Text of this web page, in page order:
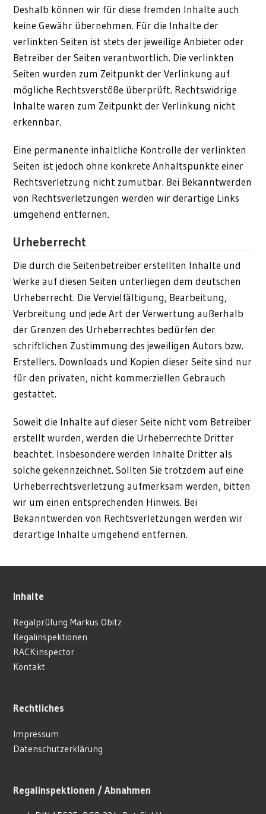
Deshalb können wir für diese fremden Inhalte auch
keine Gewähr übernehmen. Für die Inhalte der
verlinkten Seiten ist stets der jeweilige Anbieter oder
Betreiber der Seiten verantwortlich. Die verlinkten
Seiten wurden zum Zeitpunkt der Verlinkung auf
mögliche Rechtsverstöße überprüft. Rechtswidrige
Inhalte waren zum Zeitpunkt der Verlinkung nicht
erkennbar.
Eine permanente inhaltliche Kontrolle der verlinkten
Seiten ist jedoch ohne konkrete Anhaltspunkte einer
Rechtsverletzung nicht zumutbar. Bei Bekanntwerden
von Rechtsverletzungen werden wir derartige Links
umgehend entfernen.
Urheberrecht
Die durch die Seitenbetreiber erstellten Inhalte und
Werke auf diesen Seiten unterliegen dem deutschen
Urheberrecht. Die Vervielfältigung, Bearbeitung,
Verbreitung und jede Art der Verwertung außerhalb
der Grenzen des Urheberrechtes bedürfen der
schriftlichen Zustimmung des jeweiligen Autors bzw.
Erstellers. Downloads und Kopien dieser Seite sind nur
für den privaten, nicht kommerziellen Gebrauch
gestattet.
Soweit die Inhalte auf dieser Seite nicht vom Betreiber
erstellt wurden, werden die Urheberrechte Dritter
beachtet. Insbesondere werden Inhalte Dritter als
solche gekennzeichnet. Sollten Sie trotzdem auf eine
Urheberrechtsverletzung aufmerksam werden, bitten
wir um einen entsprechenden Hinweis. Bei
Bekanntwerden von Rechtsverletzungen werden wir
derartige Inhalte umgehend entfernen.
Inhalte
Regalprüfung Markus Obitz
Regalinspektionen
RACK:inspector
Kontakt
Rechtliches
Impressum
Datenschutzerklärung
Regalinspektionen / Abnahmen